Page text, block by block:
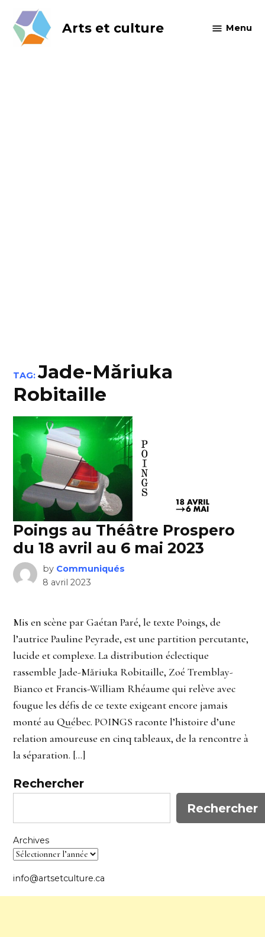
content
Arts et culture Menu
TAG:Jade-Măriuka
Robitaille
Poings au Théâtre Prospero
du 18 avril au 6 mai 2023
by Communiqués
8 avril 2023
Mis en scène par Gaétan Paré, le texte Poings, de
l’autrice Pauline Peyrade, est une partition percutante,
lucide et complexe. La distribution éclectique
rassemble Jade-Măriuka Robitaille, Zoé Tremblay-
Bianco et Francis-William Rhéaume qui relève avec
fougue les défis de ce texte exigeant encore jamais
monté au Québec. POINGS raconte l’histoire d’une
relation amoureuse en cinq tableaux, de la rencontre à
la séparation. […]
Rechercher
Rechercher
Archives
info@artsetculture.ca